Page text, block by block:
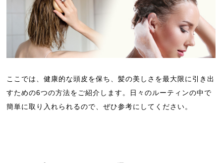
ここでは、健康的な頭皮を保ち、髪の美しさを最大限に引き出
すための6つの方法をご紹介します。日々のルーティンの中で
簡単に取り入れられるので、ぜひ参考にしてください。